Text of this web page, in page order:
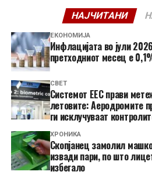
НАЈЧИТАНИ
ЕКОНОМИЈА
Инфлацијата во јули
претходниот месец е
СВЕТ
Системот ЕЕС прави
летовите: Аеродромите
ги исклучуваат
ХРОНИКА
Скопјанец замолил
извади пари, по што
избегало